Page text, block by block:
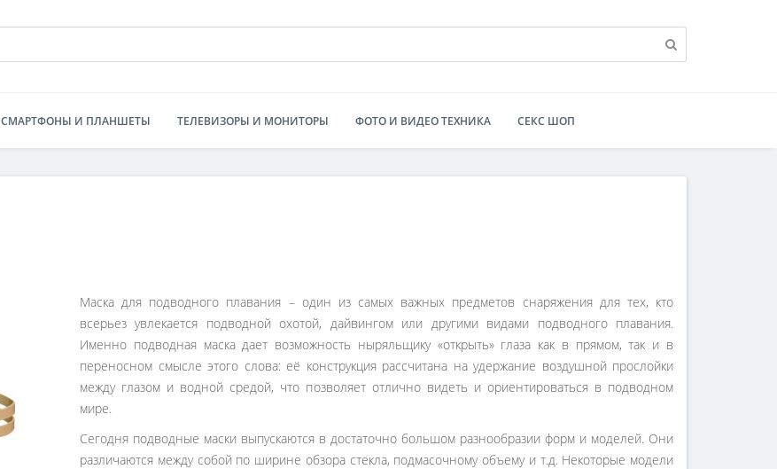
СМАРТФОНЫ И ПЛАНШЕТЫ ТЕЛЕВИЗОРЫ И МОНИТОРЫ ФОТО И ВИДЕО ТЕХНИКА СЕКС ШОП
Маска для подводного плавания – один из самых важных предметов снаряжения для тех, кто
всерьез увлекается подводной охотой, дайвингом или другими видами подводного плавания.
Именно подводная маска дает возможность ныряльщику «открыть» глаза как в прямом, так и в
переносном смысле этого слова: её конструкция рассчитана на удержание воздушной прослойки
между глазом и водной средой, что позволяет отлично видеть и ориентироваться в подводном
мире.
Сегодня подводные маски выпускаются в достаточно большом разнообразии форм и моделей. Они
различаются между собой по ширине обзора стекла, подмасочному объему и т.д. Некоторые модели